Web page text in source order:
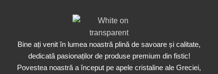
Bine ați venit în lumea noastră plină de savoare și calitate,
dedicată pasionaților de produse premium din fistic!
Povestea noastră a început pe apele cristaline ale Greciei,